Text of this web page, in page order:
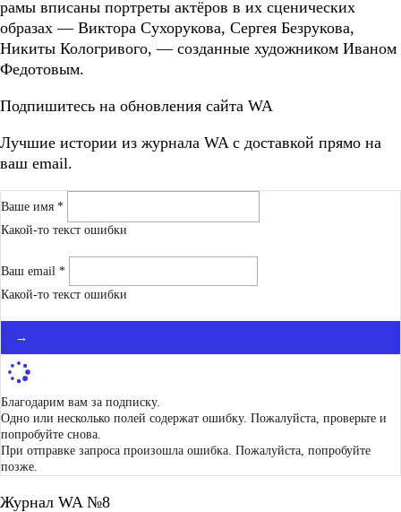
рамы вписаны портреты актёров в их сценических
образах — Виктора Сухорукова, Сергея Безрукова,
Никиты Кологривого, — созданные художником Иваном
Федотовым.
Подпишитесь на обновления сайта WA
Лучшие истории из журнала WA c доставкой прямо на
ваш email.
Ваше имя *
Какой-то текст ошибки
Ваш email *
Какой-то текст ошибки
→
Благодарим вам за подписку.
Одно или несколько полей содержат ошибку. Пожалуйста, проверьте и
попробуйте снова.
При отправке запроса произошла ошибка. Пожалуйста, попробуйте
позже.
Журнал WA №8